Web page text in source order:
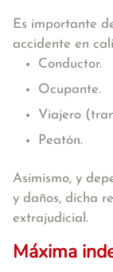
Es importante
accidente en
Conductor.
Ocupante.
Viajero
Peatón.
Asimismo, y
y daños, dicha
extrajudicial.
Máxima